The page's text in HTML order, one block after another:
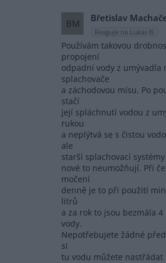
BM Břetislav
Reaguje na Lukas B.
Používám takovou
propojení
odpadní vody z umývadla
splachovače
a záchodovou mísu. Po
stačí
její spláchnutí vodou z
rukou
a neplýtvá se s čistou
ale
starší splachovací
nové to neumožňují. Při
močení
denně je to při použití
litrů
a za rok to jsou bezmála
vody.
Nepotřebujete žádné
si
tu vodu můžete